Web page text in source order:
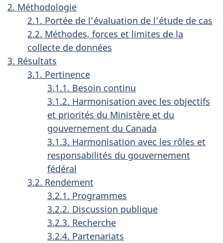
2. Méthodologie
2.1. Portée de l’évaluation de l’étude de cas
2.2. Méthodes, forces et limites de la
collecte de données
3. Résultats
3.1. Pertinence
3.1.1. Besoin continu
3.1.2. Harmonisation avec les objectifs
et priorités du Ministère et du
gouvernement du Canada
3.1.3. Harmonisation avec les rôles et
responsabilités du gouvernement
fédéral
3.2. Rendement
3.2.1. Programmes
3.2.2. Discussion publique
3.2.3. Recherche
3.2.4. Partenariats